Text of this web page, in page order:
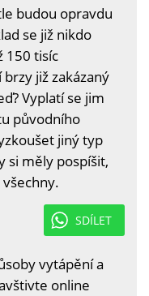
budou opravdu
se již nikdo
150 tisíc
již zakázaný
Vyplatí se jim
původního
jiný typ
si měly pospíšit,
SDÍLET
vytápění a
online